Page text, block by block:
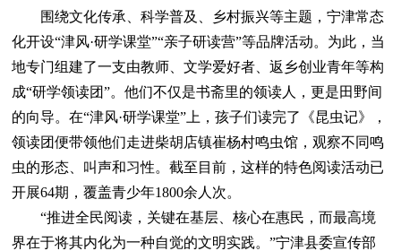
围绕文化传承、科学普及、乡村振兴等主题，宁津常态
化开设“津风·研学课堂”“亲子研读营”等品牌活动。为此，当
地专门组建了一支由教师、文学爱好者、返乡创业青年等构
成“研学领读团”。他们不仅是书斋里的领读人，更是田野间
的向导。在“津风·研学课堂”上，孩子们读完了《昆虫记》，
领读团便带领他们走进柴胡店镇崔杨村鸣虫馆，观察不同鸣
虫的形态、叫声和习性。截至目前，这样的特色阅读活动已
开展64期，覆盖青少年1800余人次。
“推进全民阅读，关键在基层、核心在惠民，而最高境
界在于将其内化为一种自觉的文明实践。”宁津县委宣传部